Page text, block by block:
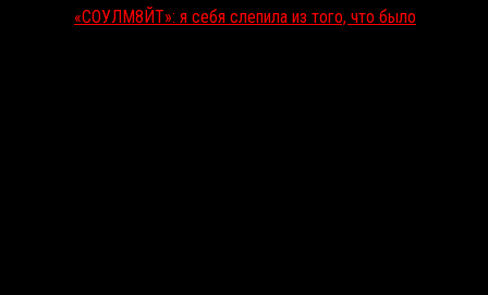
«СОУЛМ8ЙТ»: я себя слепила из того, что было